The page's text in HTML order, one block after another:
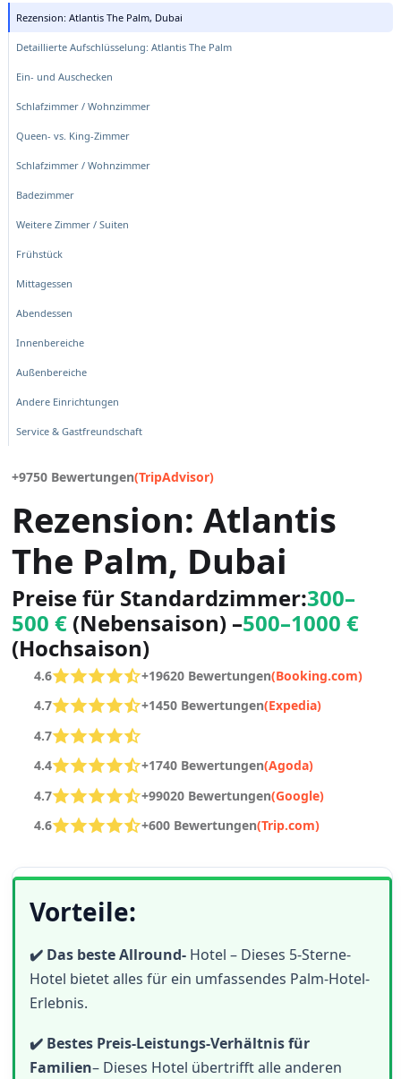
Rezension: Atlantis The Palm, Dubai
Detaillierte Aufschlüsselung: Atlantis The Palm
Ein- und Auschecken
Schlafzimmer / Wohnzimmer
Queen- vs. King-Zimmer
Schlafzimmer / Wohnzimmer
Badezimmer
Weitere Zimmer / Suiten
Frühstück
Mittagessen
Abendessen
Innenbereiche
Außenbereiche
Andere Einrichtungen
Service & Gastfreundschaft
+9750 Bewertungen(TripAdvisor)
Rezension: Atlantis
The Palm, Dubai
Preise für Standardzimmer:300–
500 € (Nebensaison) –500–1000 €
(Hochsaison)
+19620 Bewertungen(Booking.com)
4.6
+1450 Bewertungen(Expedia)
4.7
4.7
+1740 Bewertungen(Agoda)
4.4
+99020 Bewertungen(Google)
4.7
+600 Bewertungen(Trip.com)
4.6
Vorteile:
✔️ Das beste Allround- Hotel – Dieses 5-Sterne-
Hotel bietet alles für ein umfassendes Palm-Hotel-
Erlebnis.
✔️ Bestes Preis-Leistungs-Verhältnis für
Familien– Dieses Hotel übertrifft alle anderen